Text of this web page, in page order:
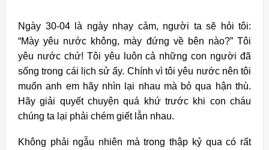
Ngày 30-04 là ngày nhạy cảm, người ta sẽ hỏi tôi:
“Mày yêu nước không, mày đứng về bên nào?” Tôi
yêu nước chứ! Tôi yêu luôn cả những con người đã
sống trong cái lịch sử ấy. Chính vì tôi yêu nước nên tôi
muốn anh em hãy nhìn lại nhau mà bỏ qua hận thù.
Hãy giải quyết chuyện quá khứ trước khi con cháu
chúng ta lại phải chém giết lẫn nhau.
Không phải ngẫu nhiên mà trong thập kỷ qua có rất